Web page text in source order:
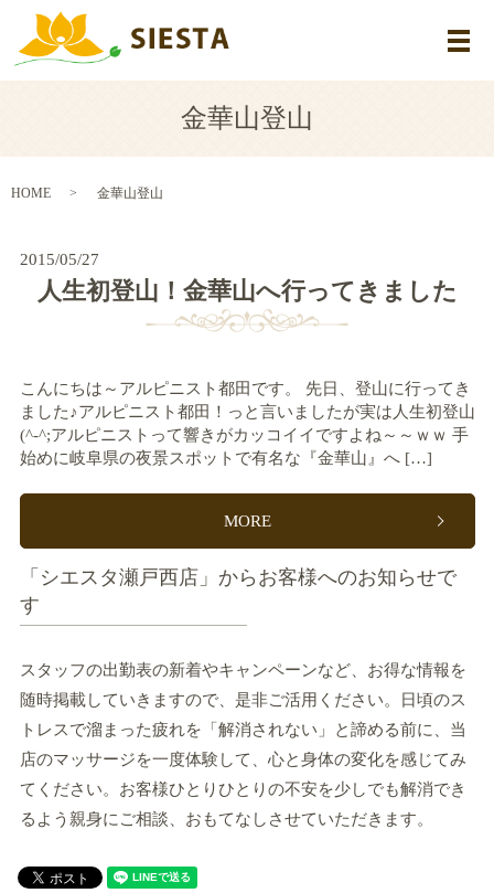
メ
金華山登山
HOME 金華山登山
2015/05/27
人生初登山！金華山へ行ってきました
こんにちは～アルピニスト都田です。 先日、登山に行ってき
ました♪アルピニスト都田！っと言いましたが実は人生初登山
(^-^;アルピニストって響きがカッコイイですよね～～ｗｗ 手
始めに岐阜県の夜景スポットで有名な『金華山』へ […]
MORE
「シエスタ瀬戸西店」からお客様へのお知らせで
す
スタッフの出勤表の新着やキャンペーンなど、お得な情報を
随時掲載していきますので、是非ご活用ください。日頃のス
トレスで溜まった疲れを「解消されない」と諦める前に、当
店のマッサージを一度体験して、心と身体の変化を感じてみ
てください。お客様ひとりひとりの不安を少しでも解消でき
るよう親身にご相談、おもてなしさせていただきます。